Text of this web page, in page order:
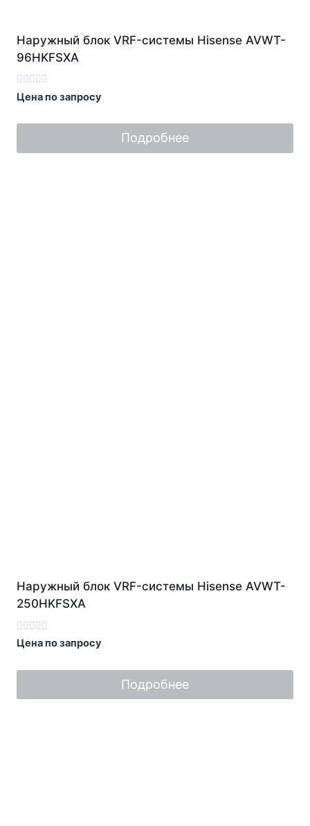
Наружный блок VRF-системы Hisense AVWT-
96HKFSXA
Оценка
0
5
Цена по запросу
Подробнее
Наружный блок VRF-системы Hisense AVWT-
250HKFSXA
Оценка
0
5
Цена по запросу
Подробнее